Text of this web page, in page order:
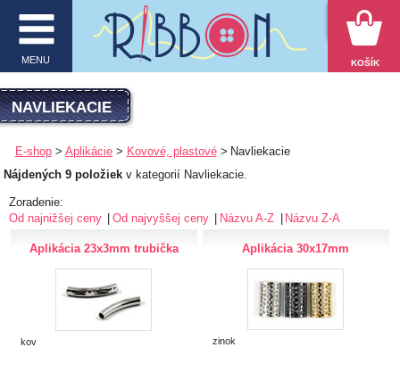
VYHĽADÁVANIE
MENU
O firme
E-shop
Inšpirácie
Obchodné podmienky
Ochrana osobných údajov
MENU KOŠÍK
NAVLIEKACIE
E-shop Aplikácie Kovové, plastové
Navliekacie
Nájdených 9 položiek v kategorií Navliekacie.
Zoradenie:
Od najnižšej ceny
Od najvyššej ceny Názvu A-Z Názvu Z-A
Aplikácia 23x3mm trubička
kov
Aplikácia 30x17mm
zinok